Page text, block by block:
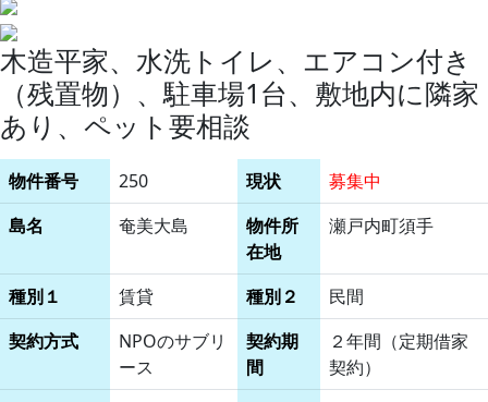
木造平家、水洗トイレ、エアコン付き
（残置物）、駐車場1台、敷地内に隣家
あり、ペット要相談
物件番号 250 現状
募集中
島名
奄美大島
物件所
在地
瀬戸内町須手
種別１ 賃貸 種別２
民間
契約方式
NPOのサブリ
ース
契約期
間
２年間（定期借家
契約）